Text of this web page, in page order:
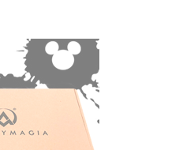
de Disney & Pixar
Disney. ¿Crees
la caja más
de Walt Disney,
llena de
y Pixar para
mundo de
Walt Disney.